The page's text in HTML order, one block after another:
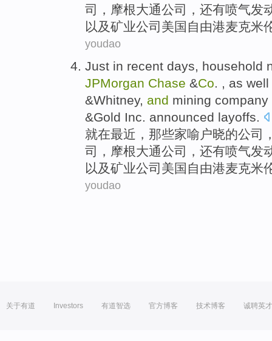
司
， 摩根大通公司， 还有喷气发
以及矿业公司 美国自由港麦克米
youdao
Just in recent days, household
JPMorgan Chase &Co. , as well
&Whitney, and mining company
&Gold Inc. announced layoffs.
就在最近 ，那些家喻户晓的公司
司
， 摩根大通公司， 还有喷气发
以及矿业公司 美国自由港麦克米
youdao
关于有道 Investors 有道智选 官方博客 技术博客 诚聘英才